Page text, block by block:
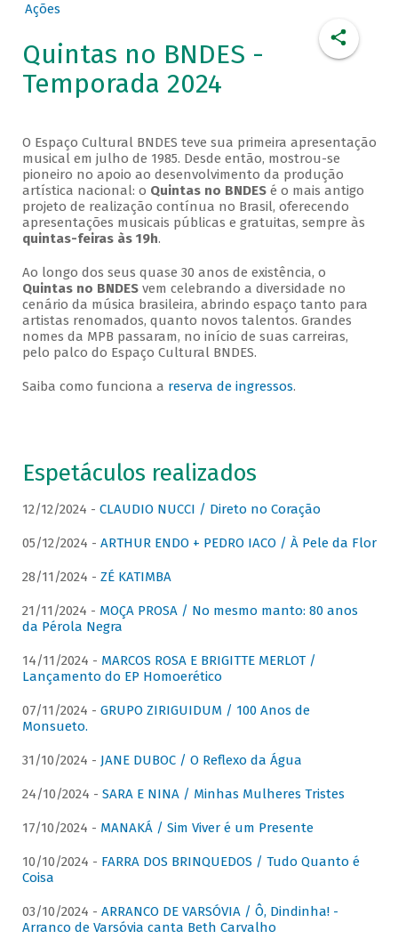
Ações
Quintas no BNDES -
Temporada 2024
O Espaço Cultural BNDES teve sua primeira apresentação
musical em julho de 1985. Desde então, mostrou-se
pioneiro no apoio ao desenvolvimento da produção
artística nacional: o Quintas no BNDESé o mais antigo
projeto de realização contínua no Brasil, oferecendo
apresentações musicais públicas e gratuitas, sempre às
quintas-feiras às 19h.
Ao longo dos seus quase 30 anos de existência, o
Quintas no BNDESvem celebrando a diversidade no
cenário da música brasileira, abrindo espaço tanto para
artistas renomados, quanto novos talentos. Grandes
nomes da MPB passaram, no início de suas carreiras,
pelo palco do Espaço Cultural BNDES.
Saiba como funciona a reserva de ingressos.
Espetáculos realizados
12/12/2024 - CLAUDIO NUCCI / Direto no Coração
05/12/2024 - ARTHUR ENDO + PEDRO IACO / À Pele da Flor
28/11/2024 - ZÉ KATIMBA
21/11/2024 - MOÇA PROSA / No mesmo manto: 80 anos
da Pérola Negra
14/11/2024 - MARCOS ROSA E BRIGITTE MERLOT /
Lançamento do EP Homoerético
07/11/2024 - GRUPO ZIRIGUIDUM / 100 Anos de
Monsueto.
31/10/2024 - JANE DUBOC / O Reflexo da Água
24/10/2024 - SARA E NINA / Minhas Mulheres Tristes
17/10/2024 - MANAKÁ / Sim Viver é um Presente
10/10/2024 - FARRA DOS BRINQUEDOS / Tudo Quanto é
Coisa
03/10/2024 - ARRANCO DE VARSÓVIA / Ô, Dindinha! -
Arranco de Varsóvia canta Beth Carvalho